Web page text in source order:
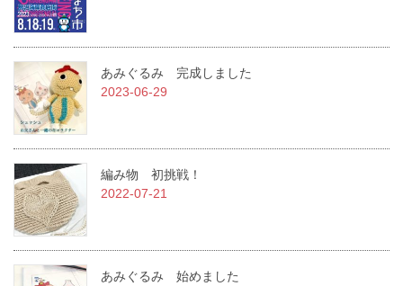
あみぐるみ 完成しました
2023-06-29
編み物 初挑戦！
2022-07-21
あみぐるみ 始めました